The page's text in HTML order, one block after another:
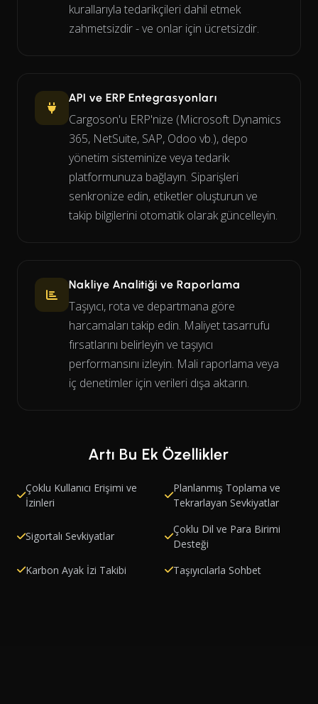
kurallarıyla tedarikçileri dahil etmek
zahmetsizdir - ve onlar için ücretsizdir.
API ve ERP Entegrasyonları
Cargoson'u ERP'nize (Microsoft Dynamics
365, NetSuite, SAP, Odoo vb.), depo
yönetim sisteminize veya tedarik
platformunuza bağlayın. Siparişleri
senkronize edin, etiketler oluşturun ve
takip bilgilerini otomatik olarak güncelleyin.
Nakliye Analitiği ve Raporlama
Taşıyıcı, rota ve departmana göre
harcamaları takip edin. Maliyet tasarrufu
fırsatlarını belirleyin ve taşıyıcı
performansını izleyin. Mali raporlama veya
iç denetimler için verileri dışa aktarın.
Artı Bu Ek Özellikler
Çoklu Kullanıcı Erişimi ve
İzinleri
Planlanmış Toplama ve
Tekrarlayan Sevkiyatlar
Sigortalı Sevkiyatlar
Çoklu Dil ve Para Birimi
Desteği
Karbon Ayak İzi Takibi
Taşıyıcılarla Sohbet